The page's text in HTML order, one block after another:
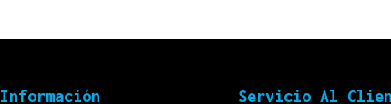
Información Servicio Al